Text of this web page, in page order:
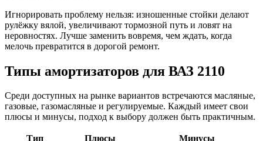
Игнорировать проблему нельзя: изношенные стойки делают
рулёжку вялой, увеличивают тормозной путь и ловят на
неровностях. Лучше заменить вовремя, чем ждать, когда
мелочь превратится в дорогой ремонт.
Типы амортизаторов для ВАЗ 2110
Среди доступных на рынке вариантов встречаются масляные,
газовые, газомасляные и регулируемые. Каждый имеет свои
плюсы и минусы, подход к выбору должен быть практичным.
Тип Плюсы
Минусы